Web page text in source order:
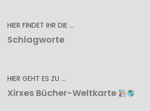
HIER FINDET IHR DIE …
Schlagworte
HIER GEHT ES ZU …
Xirxes Bücher-Weltkarte